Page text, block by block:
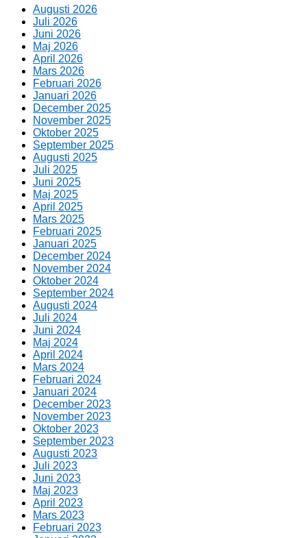
Augusti 2026
Juli 2026
Juni 2026
Maj 2026
April 2026
Mars 2026
Februari 2026
Januari 2026
December 2025
November 2025
Oktober 2025
September 2025
Augusti 2025
Juli 2025
Juni 2025
Maj 2025
April 2025
Mars 2025
Februari 2025
Januari 2025
December 2024
November 2024
Oktober 2024
September 2024
Augusti 2024
Juli 2024
Juni 2024
Maj 2024
April 2024
Mars 2024
Februari 2024
Januari 2024
December 2023
November 2023
Oktober 2023
September 2023
Augusti 2023
Juli 2023
Juni 2023
Maj 2023
April 2023
Mars 2023
Februari 2023